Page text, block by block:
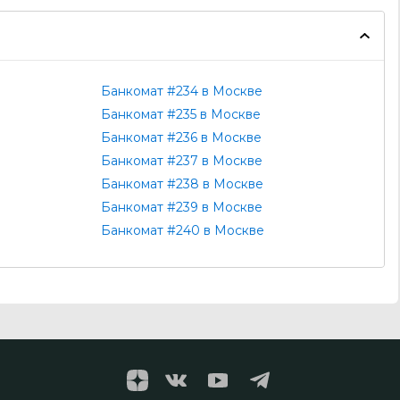
Банкомат #234 в Москве
Банкомат #235 в Москве
Банкомат #236 в Москве
Банкомат #237 в Москве
Банкомат #238 в Москве
Банкомат #239 в Москве
Банкомат #240 в Москве